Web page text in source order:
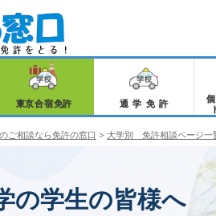
東京合宿免許 通学免許
ご相談なら免許の窓口 > 大学別 免許相談ページ一
の学生の皆様へ